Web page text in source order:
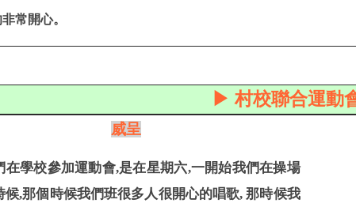
常開心。
▶ 村校聯合運動
威呈
在學校參加運動會,是在星期六,一開始我們在操場
候,那個時候我們班很多人很開心的唱歌, 那時候我